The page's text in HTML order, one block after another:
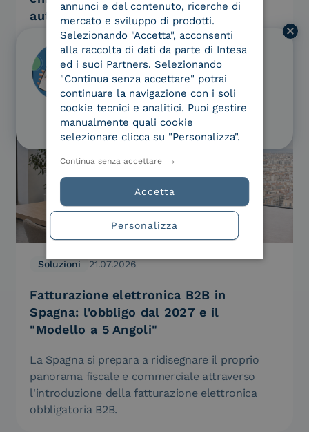
autorizzato?
Sta arrivando una generazione di software
capace di agire da sola per conto nostro. Non
più assistenti che suggeriscono, ma agenti che
decidono ed eseguono:…
Soluzioni 21.07.2026
Fatturazione elettronica B2B in
Spagna: l'obbligo dal 2027 e il
"Modello a 5 Angoli"
La Spagna si prepara a ridisegnare il proprio
panorama fiscale e commerciale attraverso
l'introduzione della fatturazione elettronica
obbligatoria B2B.
Scopri i servizi di Intesa Kyndryl
Identificazione e onboarding da
remoto
Scopri il servizio
annunci e del contenuto, ricerche di
mercato e sviluppo di prodotti.
Selezionando "Accetta", acconsenti
alla raccolta di dati da parte di Intesa
ed i suoi Partners. Selezionando
"Continua senza accettare" potrai
continuare la navigazione con i soli
cookie tecnici e analitici. Puoi gestire
manualmente quali cookie
selezionare clicca su "Personalizza".
Accetta
Continua senza accettare
Personalizza